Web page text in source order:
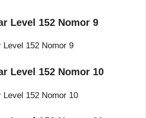
Level 152 Nomor 9
Level 152 Nomor 10